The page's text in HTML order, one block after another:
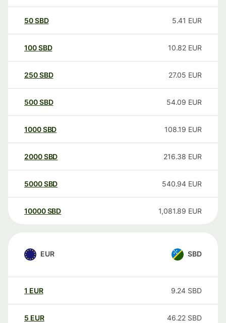
50SBD 5.41 EUR
100SBD 10.82 EUR
250SBD 27.05 EUR
500SBD 54.09 EUR
1000SBD 108.19 EUR
2000SBD 216.38 EUR
5000SBD 540.94 EUR
10000 SBD 1,081.89 EUR
EUR SBD
1 EUR 9.24 SBD
5 EUR 46.22 SBD